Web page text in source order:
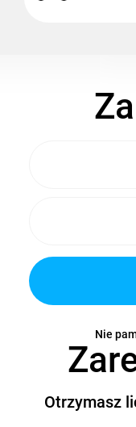
Nie
Otrzymasz